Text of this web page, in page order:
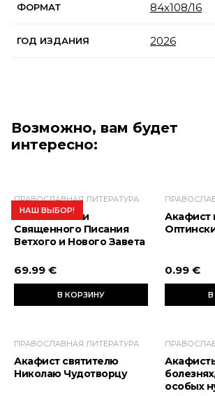
ФОРМАТ 84х108/16
ГОД ИЗДАНИЯ 2026
Возможно, вам будет
интересно:
НАШ ВЫБОР!
ПРАВОСЛАВНАЯ ЛИТЕРАТУРА
Библия. Книги
Священного Писания
Ветхого и Нового Завета
69.99 €
В КОРЗИНУ
Акафист
0.99 €
В
ПРАВОСЛАВНАЯ ЛИТЕРАТУРА
Акафист святителю
Николаю Чудотворцу
особых